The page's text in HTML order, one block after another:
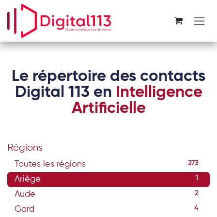
Se rendre au contenu
Le répertoire des contacts
Digital 113 en Intelligence
Artificielle
Régions
Toutes les régions 273
Ariège 1
Aude 2
Gard 4